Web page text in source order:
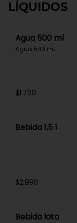
LÍQUIDOS
Agua 500 ml
Agua 500 ml.
$1.700
Bebida 1,5 l
$2.990
Bebida lata